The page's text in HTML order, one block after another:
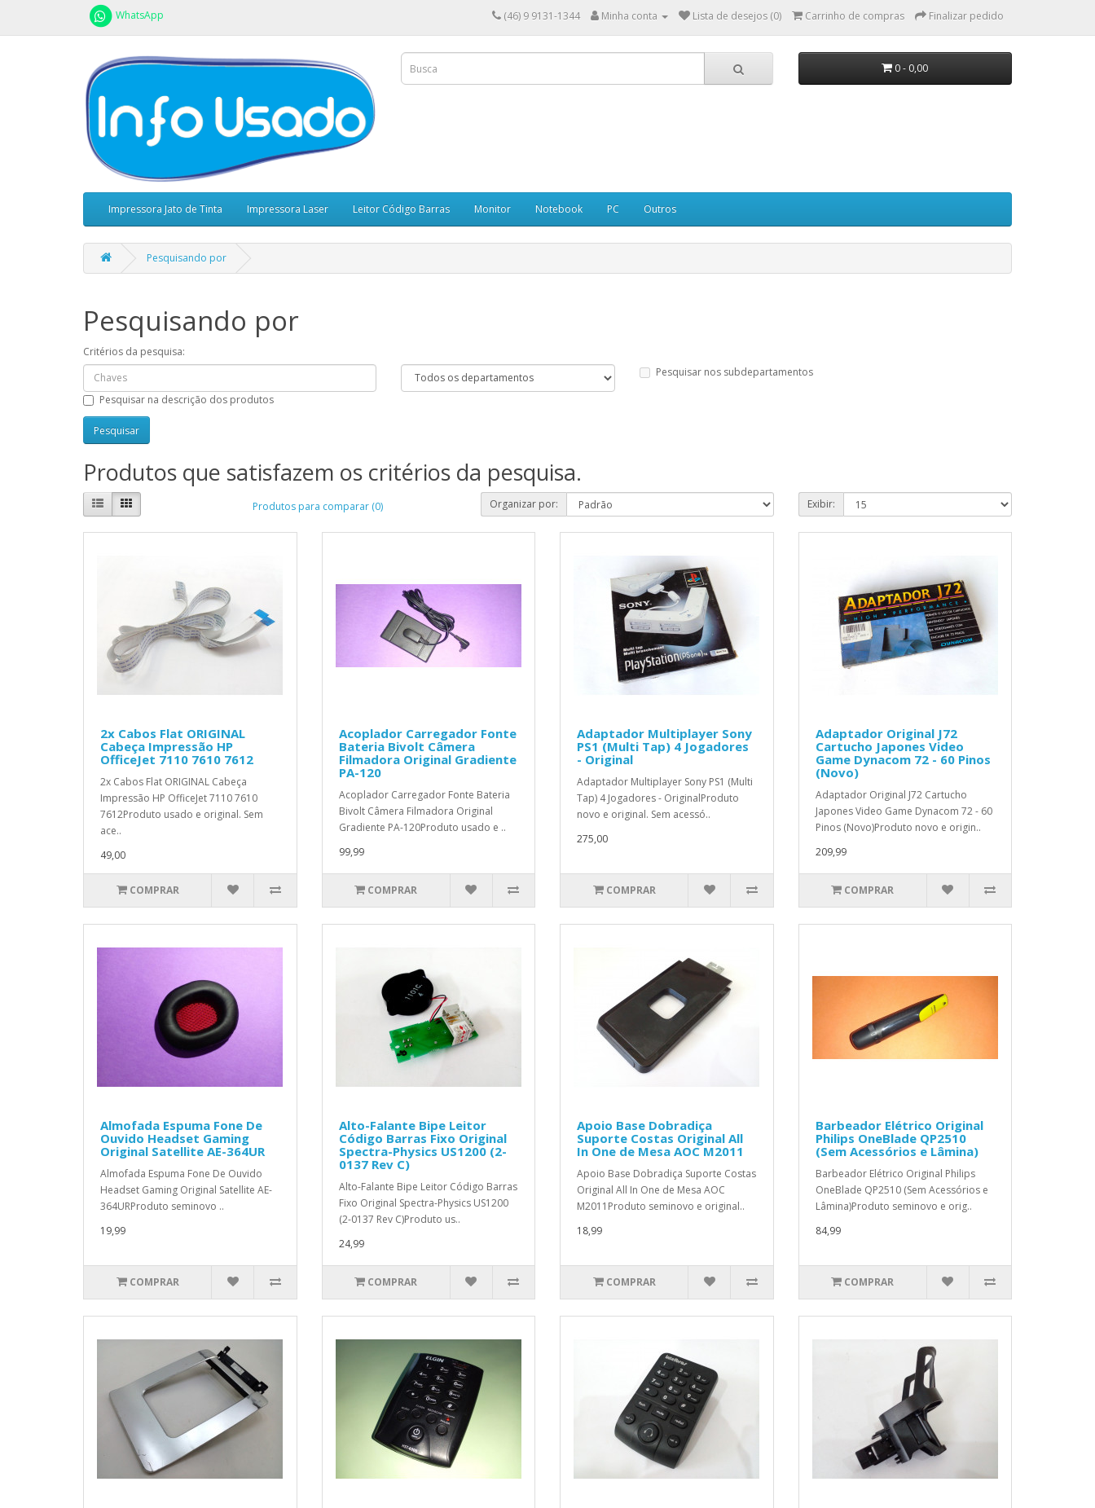
WhatsApp (46) 9 9131-1344 Minha conta Lista de desejos (0) Carrinho de compras Finalizar pedido
0 - 0,00
Impressora Jato de Tinta Impressora Laser Leitor Código Barras Monitor Notebook PC Outros
Pesquisando por
Pesquisando por
Critérios da pesquisa:
Pesquisar nos subdepartamentos
Pesquisar na descrição dos produtos
Produtos que satisfazem os critérios da pesquisa.
Produtos para comparar (0) Organizar por: Exibir:
2x Cabos Flat ORIGINAL
Cabeça Impressão HP
OfficeJet 7110 7610 7612
2x Cabos Flat ORIGINAL Cabeça
Impressão HP OfficeJet 7110 7610
7612Produto usado e original. Sem
ace..
49,00
COMPRAR
Acoplador Carregador Fonte
Bateria Bivolt Câmera
Filmadora Original Gradiente
PA-120
Acoplador Carregador Fonte Bateria
Bivolt Câmera Filmadora Original
Gradiente PA-120Produto usado e ..
99,99
COMPRAR
Adaptador Multiplayer Sony
PS1 (Multi Tap) 4 Jogadores
- Original
Adaptador Multiplayer Sony PS1 (Multi
Tap) 4 Jogadores - OriginalProduto
novo e original. Sem acessó..
275,00
COMPRAR
Adaptador Original J72
Cartucho Japones Video
Game Dynacom 72 - 60 Pinos
(Novo)
Adaptador Original J72 Cartucho
Japones Video Game Dynacom 72 - 60
Pinos (Novo)Produto novo e origin..
209,99
COMPRAR
Almofada Espuma Fone De
Ouvido Headset Gaming
Original Satellite AE-364UR
Almofada Espuma Fone De Ouvido
Headset Gaming Original Satellite AE-
364URProduto seminovo ..
19,99
COMPRAR
Alto-Falante Bipe Leitor
Código Barras Fixo Original
Spectra-Physics US1200 (2-
0137 Rev C)
Alto-Falante Bipe Leitor Código Barras
Fixo Original Spectra-Physics US1200
(2-0137 Rev C)Produto us..
24,99
COMPRAR
Apoio Base Dobradiça
Suporte Costas Original All
In One de Mesa AOC M2011
Apoio Base Dobradiça Suporte Costas
Original All In One de Mesa AOC
M2011Produto seminovo e original..
18,99
COMPRAR
Barbeador Elétrico Original
Philips OneBlade QP2510
(Sem Acessórios e Lâmina)
Barbeador Elétrico Original Philips
OneBlade QP2510 (Sem Acessórios e
Lâmina)Produto seminovo e orig..
84,99
COMPRAR